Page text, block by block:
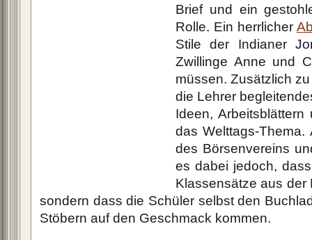
Brief und ein
Rolle. Ein herrlicher
Stile der Indianer
Zwillinge Anne und
müssen. Zusätzlich
die Lehrer
Ideen,
das Welttags-Thema.
des Börsenvereins
es dabei jedoch,
Klassensätze aus der
sondern dass die Schüler selbst den
Stöbern auf den Geschmack kommen.